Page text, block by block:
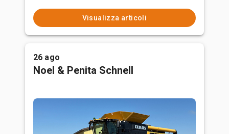
Visualizza articoli
26 ago
Noel & Penita Schnell